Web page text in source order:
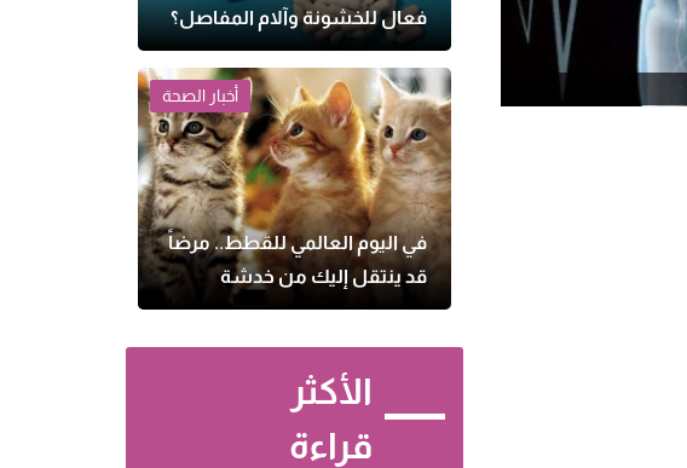
فعال للخشونة وآلام المفاصل؟
أخبار الصحة
في اليوم العالمي للقطط.. مرضاً
قد ينتقل إليك من خدشة
بسيطة
الأكثر
قراءة